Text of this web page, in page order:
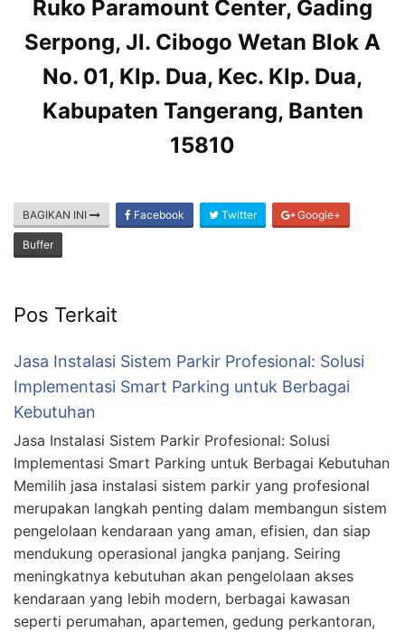
Ruko Paramount Center, Gading
Serpong, Jl. Cibogo Wetan Blok A
No. 01, Klp. Dua, Kec. Klp. Dua,
Kabupaten Tangerang, Banten
15810
BAGIKAN INI Facebook Twitter Google+
Buffer
Pos Terkait
Jasa Instalasi Sistem Parkir Profesional: Solusi
Implementasi Smart Parking untuk Berbagai
Kebutuhan
Jasa Instalasi Sistem Parkir Profesional: Solusi
Implementasi Smart Parking untuk Berbagai Kebutuhan
Memilih jasa instalasi sistem parkir yang profesional
merupakan langkah penting dalam membangun sistem
pengelolaan kendaraan yang aman, efisien, dan siap
mendukung operasional jangka panjang. Seiring
meningkatnya kebutuhan akan pengelolaan akses
kendaraan yang lebih modern, berbagai kawasan
seperti perumahan, apartemen, gedung perkantoran,